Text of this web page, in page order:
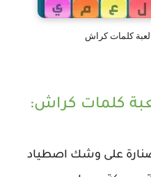
صورة لصنارة على وشك اصطياد